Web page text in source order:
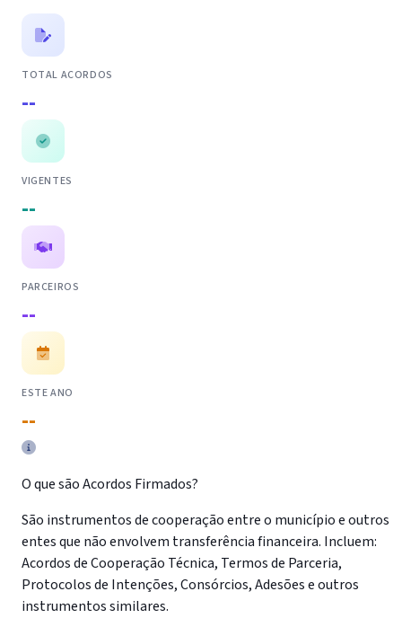
TOTAL ACORDOS
--
VIGENTES
--
PARCEIROS
--
ESTE ANO
--
O que são Acordos Firmados?
São instrumentos de cooperação entre o município e outros
entes que não envolvem transferência financeira. Incluem:
Acordos de Cooperação Técnica, Termos de Parceria,
Protocolos de Intenções, Consórcios, Adesões e outros
instrumentos similares.